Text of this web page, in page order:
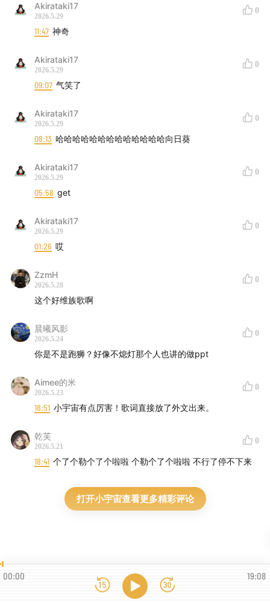
Akirataki17
2026.5.29
0
11:47 神奇
Akirataki17
2026.5.29
0
09:07 气笑了
Akirataki17
2026.5.29
0
08:13 哈哈哈哈哈哈哈哈哈哈哈哈哈向日葵
Akirataki17
2026.5.29
0
05:58 get
Akirataki17
2026.5.29
0
01:26 哎
ZzmH
2026.5.28
0
这个好维族歌啊
晨曦风影
2026.5.24
0
你是不是跑狮？好像不熄灯那个人也讲的做ppt
Aimee的米
2026.5.23
0
18:51 小宇宙有点厉害！歌词直接放了外文出来。
乾芙
2026.5.21
0
18:41 个了个勒个了个啦啦 个勒个了个啦啦 不行了停不下来
打开小宇宙查看更多精彩评论
00:00 19:08